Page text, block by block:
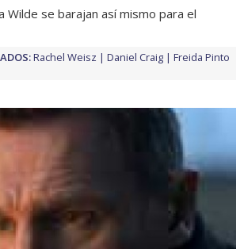
Wilde se barajan así mismo para el
Rachel Weisz Daniel Craig
Freida Pinto